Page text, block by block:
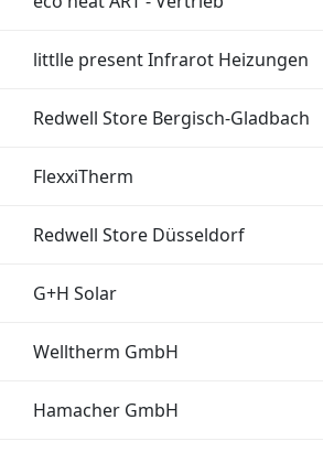
littlle present Infrarot Heizungen
Redwell Store Bergisch-Gladbach
FlexxiTherm
Redwell Store Düsseldorf
G+H Solar
Welltherm GmbH
Hamacher GmbH